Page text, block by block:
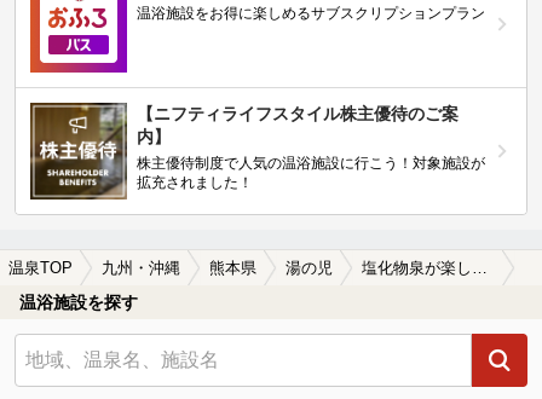
温浴施設をお得に楽しめるサブスクリプションプラン
【ニフティライフスタイル株主優待のご案
内】
株主優待制度で人気の温浴施設に行こう！対象施設が
拡充されました！
温泉TOP 九州・沖縄 熊本県 湯の児 塩化物泉が楽しめる湯の児の温泉、日帰り温泉、スーパー銭湯おすすめ
温浴施設を探す